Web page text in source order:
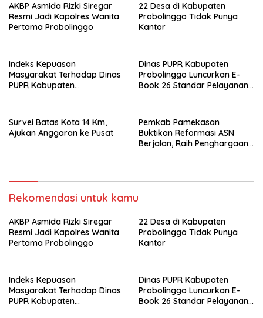
AKBP Asmida Rizki Siregar
Resmi Jadi Kapolres Wanita
Pertama Probolinggo
22 Desa di Kabupaten
Probolinggo Tidak Punya
Kantor
Indeks Kepuasan
Masyarakat Terhadap Dinas
PUPR Kabupaten
Dinas PUPR Kabupaten
Probolinggo Luncurkan E-
Book 26 Standar Pelayanan
Survei Batas Kota 14 Km,
Ajukan Anggaran ke Pusat
Pemkab Pamekasan
Buktikan Reformasi ASN
Berjalan, Raih Penghargaan
Rekomendasi untuk kamu
AKBP Asmida Rizki Siregar
Resmi Jadi Kapolres Wanita
Pertama Probolinggo
22 Desa di Kabupaten
Probolinggo Tidak Punya
Kantor
Indeks Kepuasan
Masyarakat Terhadap Dinas
PUPR Kabupaten
Dinas PUPR Kabupaten
Probolinggo Luncurkan E-
Book 26 Standar Pelayanan